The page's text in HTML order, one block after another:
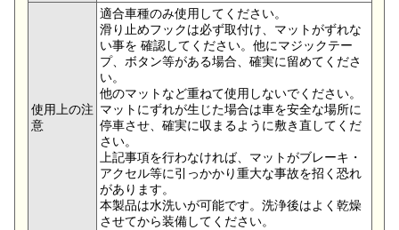
使用上の注
意
適合車種のみ使用してください。
滑り止めフックは必ず取付け、マットがずれな
い事を 確認してください。他にマジックテー
プ、ボタン等がある場合、確実に留めてくださ
い。
他のマットなど重ねて使用しないでください。
マットにずれが生じた場合は車を安全な場所に
停車させ、確実に収まるように敷き直してくだ
さい。
上記事項を行わなければ、マットがブレーキ・
アクセル等に引っかかり重大な事故を招く恐れ
があります。
本製品は水洗いが可能です。洗浄後はよく乾燥
させてから装備してください。